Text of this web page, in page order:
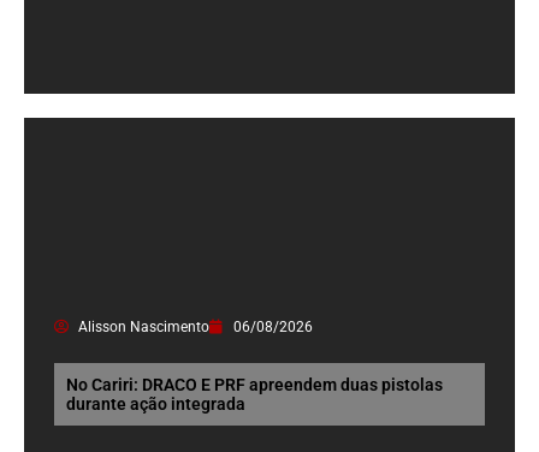
Alisson Nascimento 06/08/2026
No Cariri: DRACO E PRF apreendem duas pistolas
durante ação integrada